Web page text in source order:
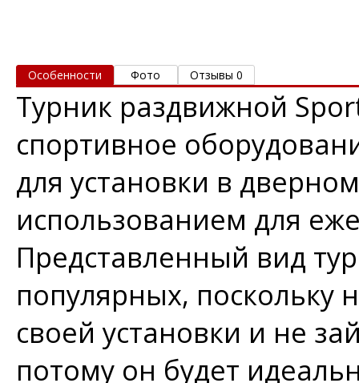
Особенности Фото Отзывы 0
Турник раздвижной
спортивное
для установки в
использованием для
Представленный вид
популярных, поскольку
своей установки и не
потому он будет